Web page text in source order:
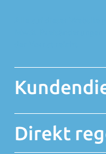
Kontakt
Direkt